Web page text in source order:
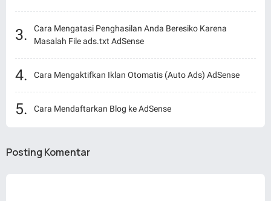
Cara Mengatasi Penghasilan Anda Beresiko Karena
Masalah File ads.txt AdSense
Cara Mengaktifkan Iklan Otomatis (Auto Ads) AdSense
Cara Mendaftarkan Blog ke AdSense
Posting Komentar